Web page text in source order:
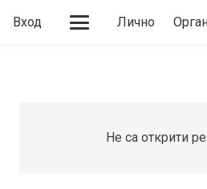
Вход Лично
Не са открити